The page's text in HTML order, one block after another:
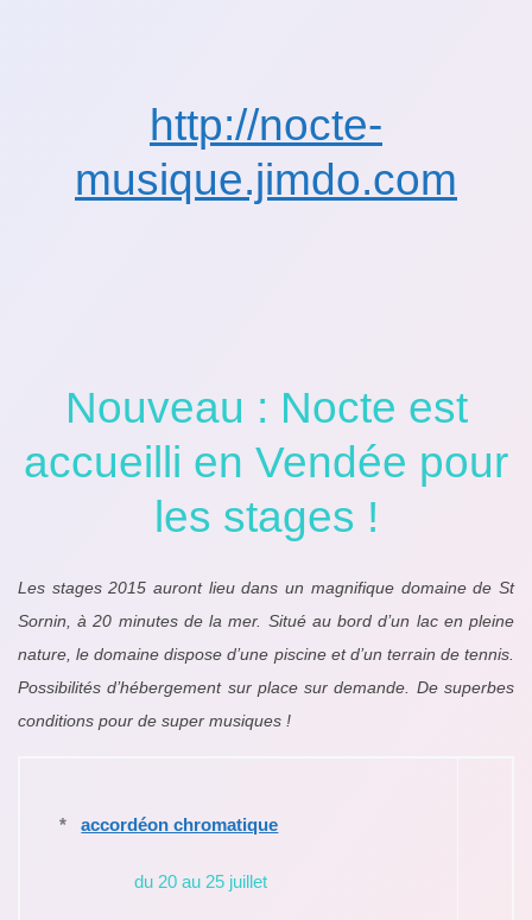
http://nocte-
musique.jimdo.com
Nouveau : Nocte est
accueilli en Vendée pour
les stages !
Les stages 2015 auront lieu dans un magnifique domaine de St
Sornin, à 20 minutes de la mer. Situé au bord d’un lac en pleine
nature, le domaine dispose d’une piscine et d’un terrain de tennis.
Possibilités d’hébergement sur place sur demande. De superbes
conditions pour de super musiques !
*accordéon chromatique
du 20 au 25 juillet